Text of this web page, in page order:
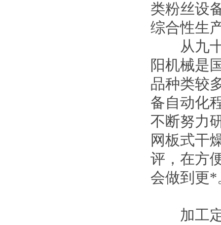
类粉丝设
综合性生
从九十
阳机械是
品种类较
备自动化
不断努力
网板式干
评，在方
会做到更*
加